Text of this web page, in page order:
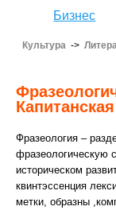
Бизнес
Культура->
Фразеология –
фразеологическую
историческом
квинтэссенция
метки, образны